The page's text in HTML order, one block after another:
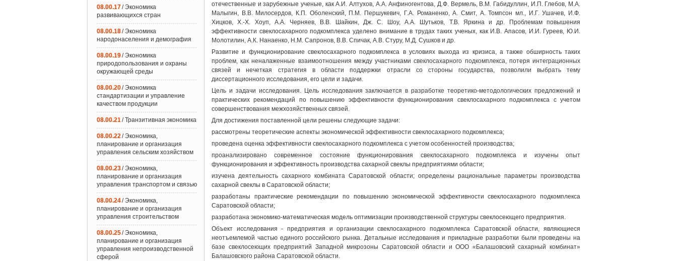
отечественные и зарубежные ученые, как А.И. Алтухов, A.A. Анфиногентова, Д.Ф. Вермель, В.М. Габидуллин, И.П. Глебов, М.А.
Малыгин, В.В. Милосердов, К.П. Оболенский, П.М. Першукевич, Г.А. Романенко, А. Смит, А. Томпсон мл., И.Г. Ушачев, И.Ф.
Хицков, Х.-Х. Хоуп, A.A. Черняев, В.В. Шайкин, Дж. С. Шоу, A.A. Шутьков, Т.В. Яркина и др. Проблемам повышения
эффективности свеклосахарного подкомплекса уделено внимание в трудах таких ученых, как И.В. Апасов, И.И. Гуреев, Ю.И.
Молотилин, А.К. Нанаенко, Н.М. Сапронов, В.В. Спичак, A.B. Стуру, М.Д. Сушков и др.
Развитие и функционирование свеклосахарного подкомплекса в условиях выхода из кризиса, а также обширность таких
проблем, как неналаженные взаимоотношения между участниками свеклосахарного подкомплекса, потеря интеграционных
связей и нечеткая стратегия в области поддержки отрасли со стороны государства, позволили выбрать тему
диссертационного исследования, его цели и задачи.
Цель и задачи исследования. Цель исследования заключается в разработке теоретико-методологических предложений и
практических рекомендаций по повышению эффективности функционирования свеклосахарного подкомплекса с учетом
совершенствования межхозяйственных связей.
Для достижения поставленной цели решены следующие задачи:
рассмотрены теоретические аспекты экономической эффективности свеклосахарного подкомплекса;
проведена оценка эффективности свеклосахарного подкомплекса с учетом особенностей производства;
проанализировано современное состояние функционирования свеклосахарного подкомплекса и изучены опыт
функционирования и эффективность производства сахарной свеклы предприятиями области;
изучена деятельность сахарного комбината Саратовской области; определены рациональные параметры производства
сахарной свеклы в Саратовской области;
разработаны практические рекомендации по повышению экономической эффективности свеклосахарного подкомплекса
Саратовской области;
разработана экономико-математическая модель оптимизации производственной структуры свеклосеющего предприятия.
Объект исследования - предприятия и организации свеклосахарного подкомплекса Саратовской области, являющиеся
неотъемлемой частью единого российского рынка. Детальные исследования и прикладные разработки были проведены на
базе свеклосеющих предприятий Западной микрозоны Саратовской области и ООО «Балашовский сахарный комбинат»
Балашовского района Саратовской области.
08.00.17/ Экономика
развивающихся стран
08.00.18/ Экономика
народонаселения и демография
08.00.19/ Экономика
природопользования и охраны
окружающей среды
08.00.20/ Экономика
стандартизации и управление
качеством продукции
08.00.21/ Транзитивная экономика
08.00.22/ Экономика,
планирование и организация
управления сельским хозяйством
08.00.23/ Экономика,
планирование и организация
управления транспортом и связью
08.00.24/ Экономика,
планирование и организация
управления строительством
08.00.25/ Экономика,
планирование и организация
управления непроизводственной
сферой